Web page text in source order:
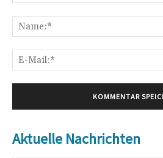
Aktuelle Nachrichten